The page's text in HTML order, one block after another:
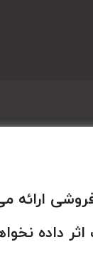
ارائه
داده